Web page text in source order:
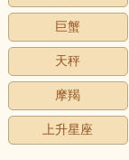
巨蟹
天秤
摩羯
上升星座